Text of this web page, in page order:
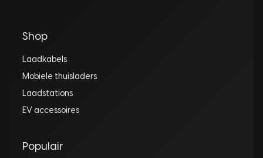
Shop
Laadkabels
Mobiele thuisladers
Laadstations
EV accessoires
Populair